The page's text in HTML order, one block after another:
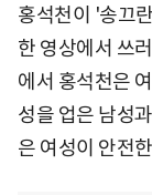
홍석천이 '송끄
한 영상에서 쓰
에서 홍석천은
성을 업은 남성
은 여성이 안전